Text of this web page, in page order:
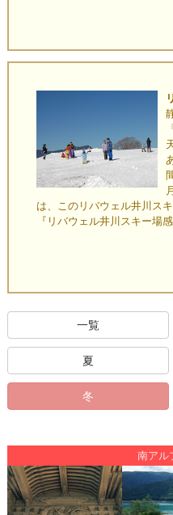
は、このリバウェル井川ス
『リバウェル井川スキー場
一覧
夏
冬
南アル